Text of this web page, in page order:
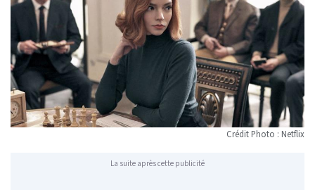
Crédit Photo : Netflix
La suite après cette publicité